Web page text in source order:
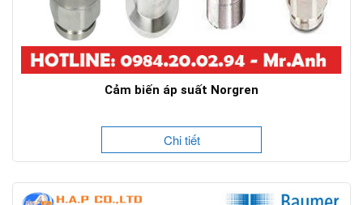
Cảm biến áp suất Norgren
Chi tiết